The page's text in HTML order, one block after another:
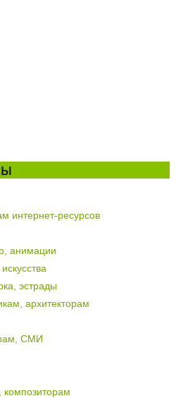
интернет-ресурсов
анимации
эстрады
архитекторам
СМИ